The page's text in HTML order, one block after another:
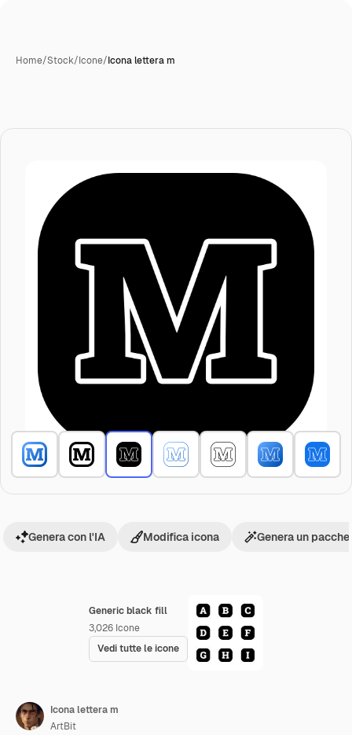
Home/Stock/Icone/Icona lettera m
Generic black fill
3,026 Icone
Vedi tutte le icone
Genera con l'IA Modifica icona Genera un
Icona lettera m
ArtBit